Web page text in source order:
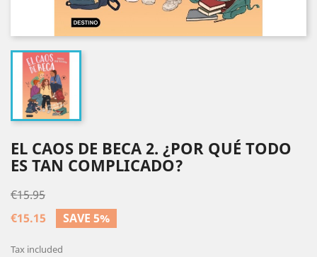
EL CAOS DE BECA 2. ¿POR QUÉ TODO
ES TAN COMPLICADO?
€15.95
€15.15
SAVE 5%
Tax included